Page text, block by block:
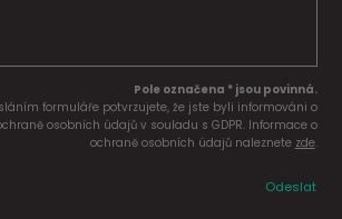
Pole označena * jsou povinná.
formuláře potvrzujete, že jste byli informováni o
osobních údajů v souladu s GDPR. Informace o
ochraně osobních údajů naleznete zde.
Odeslat